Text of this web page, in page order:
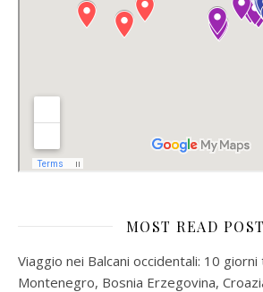
MOST READ
Viaggio nei Balcani occidentali: 10 giorni
Montenegro, Bosnia Erzegovina,